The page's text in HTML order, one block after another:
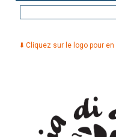
⬇️ Cliquez sur le logo pour